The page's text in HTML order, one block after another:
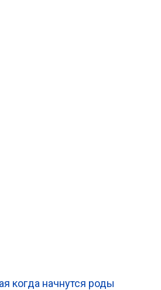
когда начнутся роды